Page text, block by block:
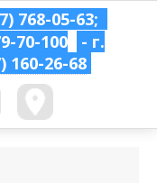
768-05-63;
70-100
- г.
160-26-68